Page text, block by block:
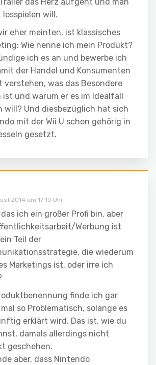
das Herz aufgeht und man
losspielen will.
eher meinten, ist klassisches
Wie nenne ich mein Produkt?
ich es an und bewerbe ich
der Handel und Konsumenten
verstehen, was das Besondere
ist und warum er es im Idealfall
will? Und diesbezüglich hat sich
mit der Wii U schon gehörig in
gesetzt.
2014 um 17:10 Uhr
ich ein großer Profi bin, aber
Werbung ist
Teil der
die wiederum
Marketings ist, oder irre ich
finde ich gar
so Problematisch, solange es
erklärt wird. Das ist, wie du
damals allerdings nicht
geschehen.
aber, dass Nintendo